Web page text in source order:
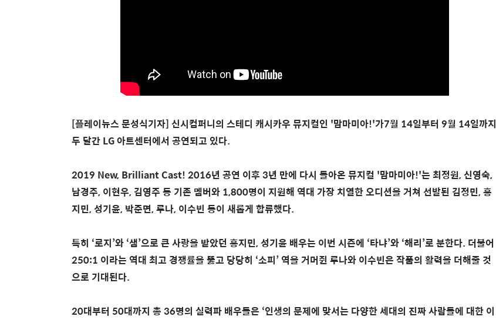
[플레이뉴스 문성식기자] 신시컴퍼니의 스테디 캐시카우 뮤지컬인 '맘마미아!'가7월 14일부터 9월 14일까지
두 달간 LG 아트센터에서 공연되고 있다.
2019 New, Brilliant Cast! 2016년 공연 이후 3년 만에 다시 돌아온 뮤지컬 '맘마미아!'는 최정원, 신영숙,
남경주, 이현우, 김영주 등 기존 멤버와 1,800명이 지원해 역대 가장 치열한 오디션을 거쳐 선발된 김정민, 홍
지민, 성기윤, 박준면, 루나, 이수빈 등이 새롭게 합류했다.
특히 ‘로지’와 ‘샘’으로 큰 사랑을 받았던 홍지민, 성기윤 배우는 이번 시즌에 ‘타냐’와 ‘해리’로 분한다. 더불어
250:1 이라는 역대 최고 경쟁률을 뚫고 당당히 ‘소피’ 역을 거머쥔 루나와 이수빈은 작품의 활력을 더해줄 것
으로 기대된다.
20대부터 50대까지 총 36명의 실력파 배우들은 ‘인생의 문제에 맞서는 다양한 세대의 진짜 사람들에 대한 이